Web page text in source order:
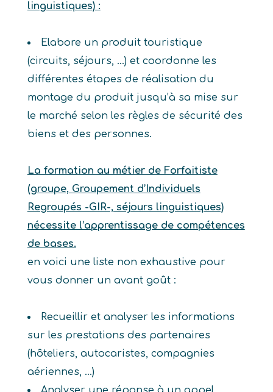
linguistiques) :
Elabore un produit touristique
(circuits, séjours, …) et coordonne les
différentes étapes de réalisation du
montage du produit jusqu’à sa mise sur
le marché selon les règles de sécurité des
biens et des personnes.
La formation au métier de Forfaitiste
(groupe, Groupement d’Individuels
Regroupés -GIR-, séjours linguistiques)
nécessite l’apprentissage de compétences
de bases.
en voici une liste non exhaustive pour
vous donner un avant goût :
Recueillir et analyser les informations
sur les prestations des partenaires
(hôteliers, autocaristes, compagnies
aériennes, ...)